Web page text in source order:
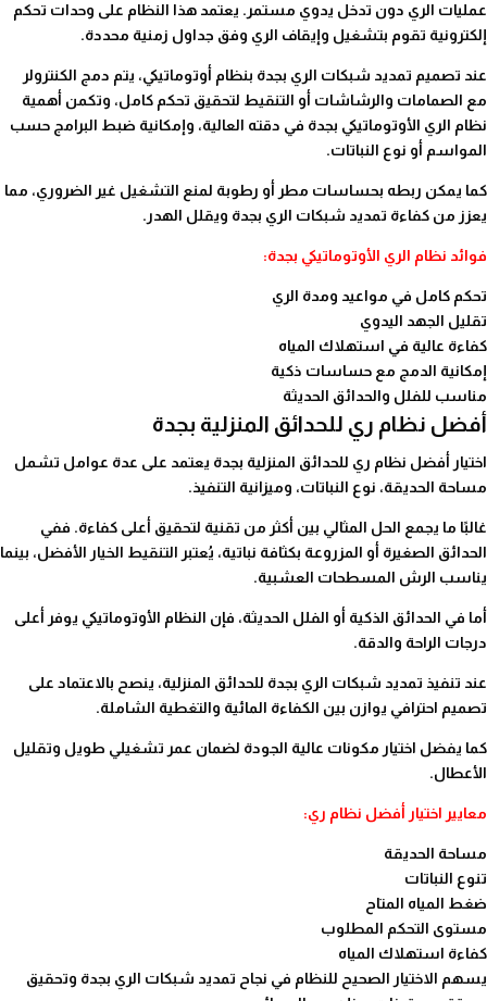
عمليات الري دون تدخل يدوي مستمر. يعتمد هذا النظام على وحدات تحكم
إلكترونية تقوم بتشغيل وإيقاف الري وفق جداول زمنية محددة.
عند تصميم تمديد شبكات الري بجدة بنظام أوتوماتيكي، يتم دمج الكنترولر
مع الصمامات والرشاشات أو التنقيط لتحقيق تحكم كامل، وتكمن أهمية
نظام الري الأوتوماتيكي بجدة في دقته العالية، وإمكانية ضبط البرامج حسب
المواسم أو نوع النباتات.
كما يمكن ربطه بحساسات مطر أو رطوبة لمنع التشغيل غير الضروري، مما
يعزز من كفاءة تمديد شبكات الري بجدة ويقلل الهدر.
فوائد نظام الري الأوتوماتيكي بجدة:
تحكم كامل في مواعيد ومدة الري
تقليل الجهد اليدوي
كفاءة عالية في استهلاك المياه
إمكانية الدمج مع حساسات ذكية
مناسب للفلل والحدائق الحديثة
أفضل نظام ري للحدائق المنزلية بجدة
اختيار أفضل نظام ري للحدائق المنزلية بجدة يعتمد على عدة عوامل تشمل
مساحة الحديقة، نوع النباتات، وميزانية التنفيذ.
غالبًا ما يجمع الحل المثالي بين أكثر من تقنية لتحقيق أعلى كفاءة. ففي
الحدائق الصغيرة أو المزروعة بكثافة نباتية، يُعتبر التنقيط الخيار الأفضل، بينما
يناسب الرش المسطحات العشبية.
أما في الحدائق الذكية أو الفلل الحديثة، فإن النظام الأوتوماتيكي يوفر أعلى
درجات الراحة والدقة.
عند تنفيذ تمديد شبكات الري بجدة للحدائق المنزلية، ينصح بالاعتماد على
تصميم احترافي يوازن بين الكفاءة المائية والتغطية الشاملة.
كما يفضل اختيار مكونات عالية الجودة لضمان عمر تشغيلي طويل وتقليل
الأعطال.
معايير اختيار أفضل نظام ري:
مساحة الحديقة
تنوع النباتات
ضغط المياه المتاح
مستوى التحكم المطلوب
كفاءة استهلاك المياه
يسهم الاختيار الصحيح للنظام في نجاح تمديد شبكات الري بجدة وتحقيق